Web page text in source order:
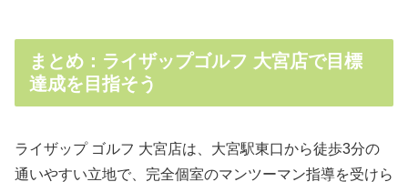
まとめ：ライザップゴルフ 大宮店で目標
達成を目指そう
ライザップ ゴルフ 大宮店は、大宮駅東口から徒歩3分の
通いやすい立地で、完全個室のマンツーマン指導を受けら